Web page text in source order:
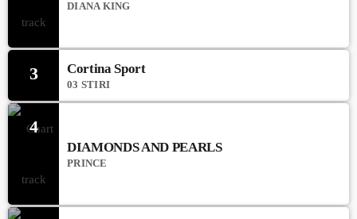
DIANA KING
3 Cortina Sport
03 STIRI
4
DIAMONDS AND PEARLS
PRINCE